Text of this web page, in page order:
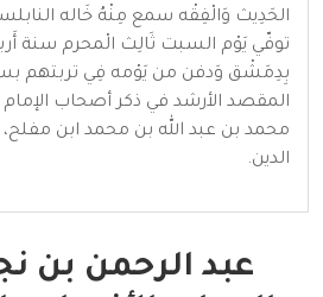
الحَدِيث وَالْفِقْه سمع مِنْهُ خَاله
توفّي يَوْم السبت ثَالِث الْمحرم سنة
بِدِمَشْق وَدفن من يَوْمه فِي تربتهم
المقصد الأرشد في ذكر أصحاب الإمام
محمد بن عبد الله بن محمد ابن مفلح،
الدين.
عبد الرحمن بن